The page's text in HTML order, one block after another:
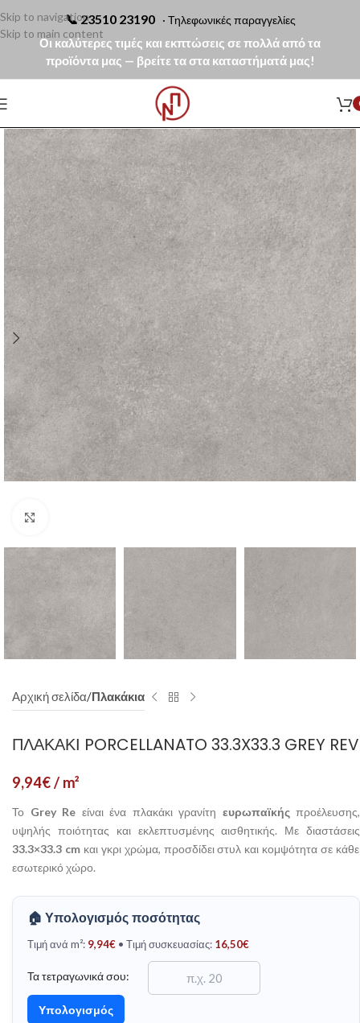
📞23510 23190 · Τηλεφωνικές παραγγελίες
Οι καλύτερες τιμές και εκπτώσεις σε πολλά από τα
προϊόντα μας — βρείτε τα στα καταστήματά μας!
Skip to navigation
Skip to main content
Αρχική σελίδα Πλακάκια
ΠΛΑΚΆΚΙ PORCELLANATO 33.3X33.3 GREY REV
9,94€/ m²
Το Grey Re είναι ένα πλακάκι γρανίτη ευρωπαϊκήςπροέλευσης,
υψηλής ποιότητας και εκλεπτυσμένης αισθητικής. Με διαστάσεις
33.3×33.3 cmκαι γκρι χρώμα, προσδίδει στυλ και κομψότητα σε κάθε
εσωτερικό χώρο.
🏠 Υπολογισμός ποσότητας
Τιμή ανά m²: 9,94€ • Τιμή συσκευασίας: 16,50€
Τα τετραγωνικά σου:
Υπολογισμός